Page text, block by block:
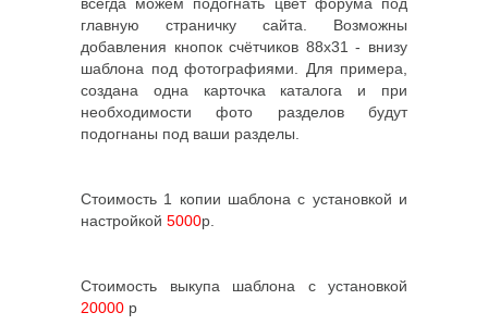
главную страничку сайта. Возможны
добавления кнопок счётчиков 88х31 - внизу
шаблона под фотографиями. Для примера,
создана одна карточка каталога и при
необходимости фото разделов будут
подогнаны под ваши разделы.
Стоимость 1 копии шаблона с установкой и
настройкой 5000р.
Стоимость выкупа шаблона с установкой
20000 р